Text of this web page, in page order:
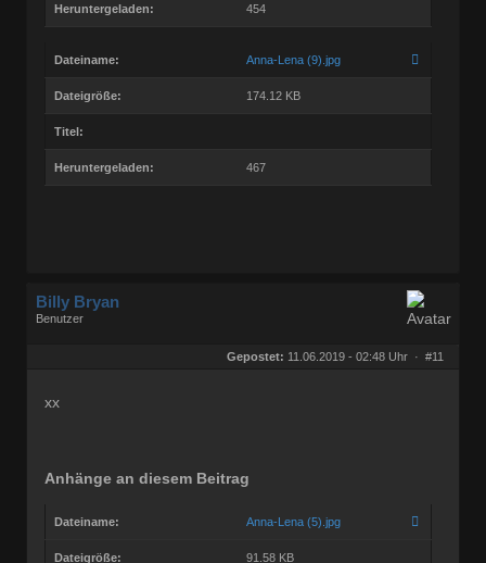
Heruntergeladen: 454
Dateiname: Anna-Lena (9).jpg
Dateigröße: 174.12 KB
Titel:
Heruntergeladen: 467
Billy Bryan
Benutzer
Gepostet: 11.06.2019 - 02:48 Uhr · #11
xx
Anhänge an diesem Beitrag
Dateiname: Anna-Lena (5).jpg
Dateigröße: 91.58 KB